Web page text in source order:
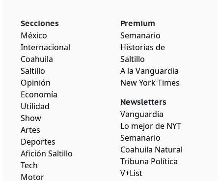
Secciones
México
Internacional
Coahuila
Saltillo
Opinión
Economía
Utilidad
Show
Artes
Deportes
Afición Saltillo
Tech
Motor
Premium
Semanario
Historias de
Saltillo
A la Vanguardia
New York Times
Newsletters
Vanguardia
Lo mejor de NYT
Semanario
Coahuila Natural
Tribuna Política
V+List